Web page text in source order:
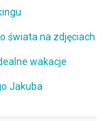
świata na zdjęciach
wakacje
Jakuba